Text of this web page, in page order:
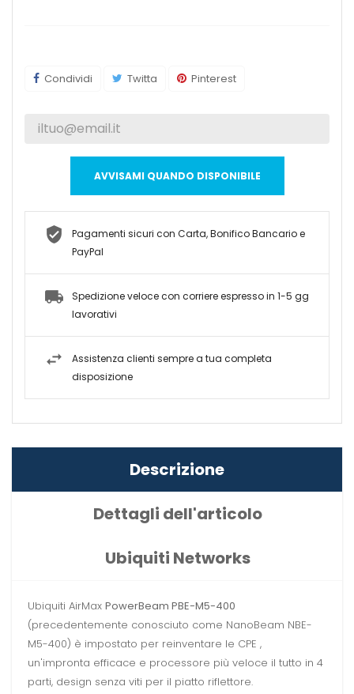
Condividi Twitta Pinterest
AVVISAMI QUANDO DISPONIBILE
Pagamenti sicuri con Carta, Bonifico Bancario e
PayPal
Spedizione veloce con corriere espresso in 1-5 gg
lavorativi
Assistenza clienti sempre a tua completa
disposizione
Descrizione
Dettagli dell'articolo
Ubiquiti Networks
Ubiquiti AirMax PowerBeam PBE-M5-400
(precedentemente conosciuto come NanoBeam NBE-
M5-400) è impostato per reinventare le CPE ,
un'impronta efficace e processore più veloce il tutto in 4
parti, design senza viti per il piatto riflettore.